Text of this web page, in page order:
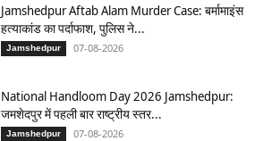
Jamshedpur Aftab Alam Murder Case: बर्मामाइंस
हत्याकांड का पर्दाफाश, पुलिस ने...
Jamshedpur 07-08-2026
National Handloom Day 2026 Jamshedpur:
जमशेदपुर में पहली बार राष्ट्रीय स्तर...
Jamshedpur 07-08-2026